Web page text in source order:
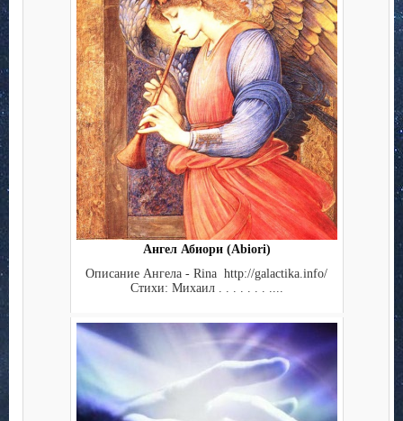
Ангел Абиори (Abiori)
Описание Ангела - Rina http://galactika.info/
Стихи: Михаил . . . . . . . ....